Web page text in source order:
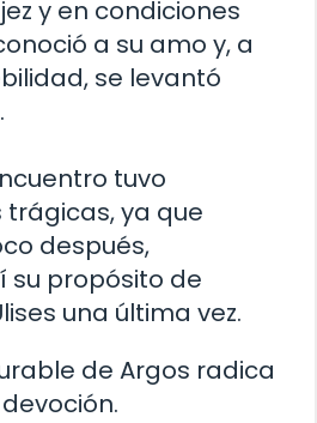
y en condiciones
a su amo y, a
se levantó
tuvo
ya que
después,
su propósito de
una última vez.
de Argos radica